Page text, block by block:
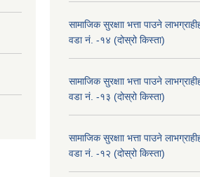
सामाजिक सुरक्षाा भत्ता पाउने
वडा नं. -१४ (दोस्रो किस्ता)
सामाजिक सुरक्षाा भत्ता पाउने
वडा नं. -१३ (दोस्रो किस्ता)
सामाजिक सुरक्षाा भत्ता पाउने
वडा नं. -१२ (दोस्रो किस्ता)